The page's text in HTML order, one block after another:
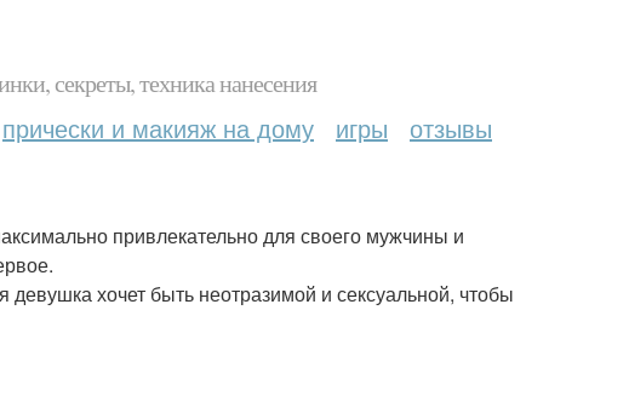
секреты, техника нанесения
прически и макияж на дому игры отзывы
привлекательно для своего мужчины и
хочет быть неотразимой и сексуальной, чтобы